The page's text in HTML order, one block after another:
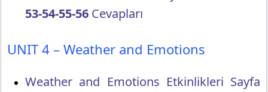
53-54-55-56 Cevapları
UNIT 4 – Weather and Emotions
Weather and Emotions Etkinlikleri Sayfa